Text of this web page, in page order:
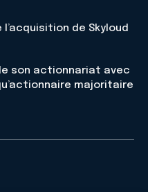
de Skyloud
de son actionnariat avec
majoritaire